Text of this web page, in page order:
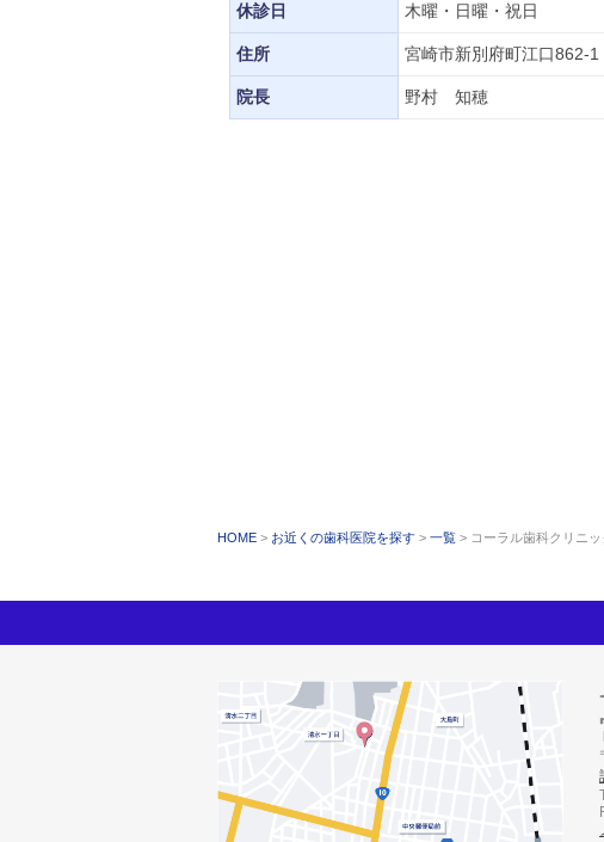
休診日 木曜・日曜・祝日
住所 宮崎市新別府町江口862-1
院長 野村 知穂
HOME お近くの歯科医院を探す 一覧 コーラル歯科クリニッ